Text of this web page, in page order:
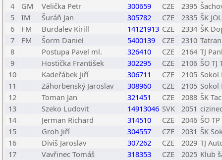
4
GM Velička Petr 300659 CZE 2395
5
IM Šuráň Jan 305782 CZE 2335 ŠK
6
FM Burdalev Kirill 14121913 CZE 2334 ŠK
7
FM Šorm Daniel 5400139 CZE 2310
8
Postupa Pavel ml. 326410 CZE 2164 TJ
9
Hostička František 302295 CZE 2106 ŠO
10
Kadeřábek Jiří 306711 CZE 2105 Sokol
11
Záhorbenský Jaroslav 308960 CZE 2105 Sokol
12
Toman Jan 321451 CZE 2088 ŠK
13
Szeko Ludovit 14913046 SVK 2051
14
Jerman Richard 314510 CZE 2046 ŠO
15
Groh Jiří 304557 CZE 2031 ŠK
16
Diviš Jaroslav 307262 CZE 2029 TJ
17
Vavřinec Tomáš 318353 CZE 2025 Klub